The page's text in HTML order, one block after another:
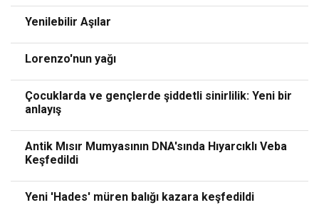
Yenilebilir Aşılar
Lorenzo'nun yağı
Çocuklarda ve gençlerde şiddetli sinirlilik: Yeni bir
anlayış
Antik Mısır Mumyasının DNA'sında Hıyarcıklı Veba
Keşfedildi
Yeni 'Hades' müren balığı kazara keşfedildi